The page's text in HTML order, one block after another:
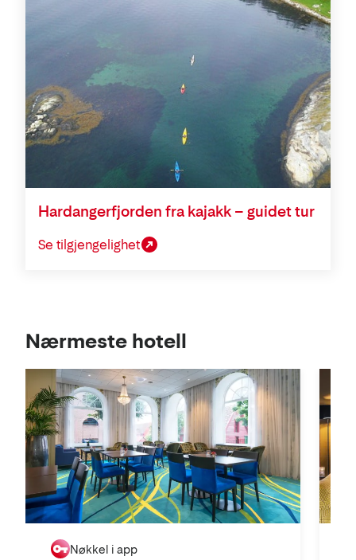
Hardangerfjorden fra kajakk – guidet tur
Se tilgjengelighet
Se
kart
Nærmeste hotell
Nøkkel i app